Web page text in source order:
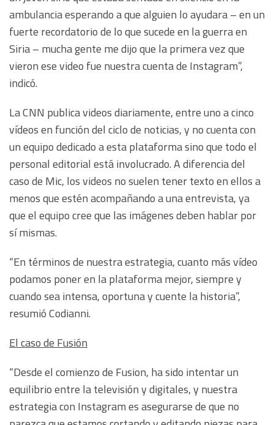
ambulancia esperando a que alguien lo ayudara – en un
fuerte recordatorio de lo que sucede en la guerra en
Siria – mucha gente me dijo que la primera vez que
vieron ese video fue nuestra cuenta de Instagram”,
indicó.
La CNN publica videos diariamente, entre uno a cinco
vídeos en función del ciclo de noticias, y no cuenta con
un equipo dedicado a esta plataforma sino que todo el
personal editorial está involucrado. A diferencia del
caso de Mic, los videos no suelen tener texto en ellos a
menos que estén acompañando a una entrevista, ya
que el equipo cree que las imágenes deben hablar por
sí mismas.
“En términos de nuestra estrategia, cuanto más vídeo
podamos poner en la plataforma mejor, siempre y
cuando sea intensa, oportuna y cuente la historia”,
resumió Codianni.
El caso de Fusión
“Desde el comienzo de Fusion, ha sido intentar un
equilibrio entre la televisión y digitales, y nuestra
estrategia con Instagram es asegurarse de que no